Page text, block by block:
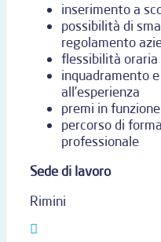
inserimento a
possibilità di
regolamento
flessibilità oraria
inquadramento
all’esperienza
premi in
percorso di
professionale
Sede di lavoro
Rimini